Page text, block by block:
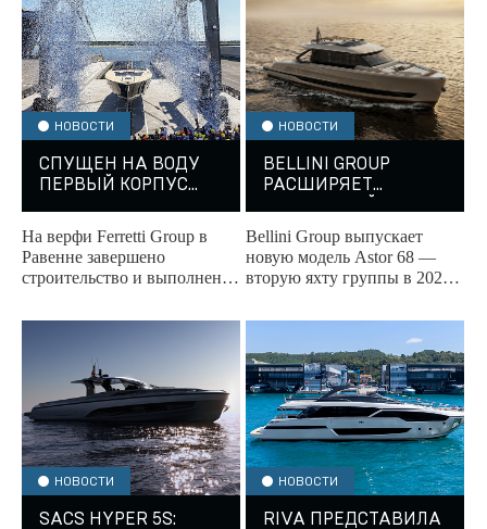
НОВОСТИ
СПУЩЕН НА ВОДУ
ПЕРВЫЙ КОРПУС
На верфи Ferretti Group в
Равенне завершено
строительство и выполнен
корпуса моторной яхты Itama
НОВОСТИ
BELLINI GROUP
РАСШИРЯЕТ
Bellini Group выпускает
новую модель Astor 68 —
вторую яхту группы в 2026
состоится на Каннском
яхтенном фестивале...
НОВОСТИ
SACS HYPER 5S:
НОВОСТИ
RIVA ПРЕДСТАВИЛА